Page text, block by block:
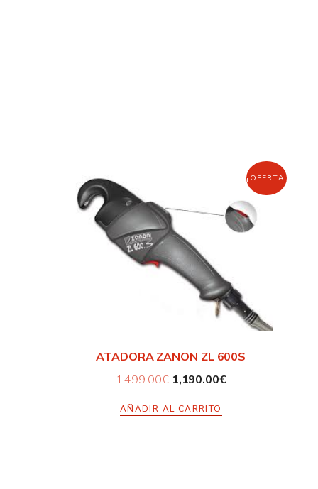
¡OFERTA!
ATADORA ZANON ZL 600S
1,499.00€ 1,190.00€
AÑADIR AL CARRITO